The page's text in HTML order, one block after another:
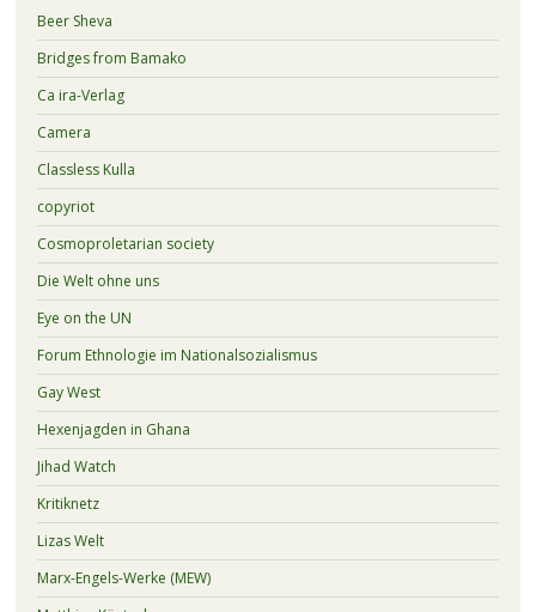
Beer Sheva
Bridges from Bamako
Ca ira-Verlag
Camera
Classless Kulla
copyriot
Cosmoproletarian society
Die Welt ohne uns
Eye on the UN
Forum Ethnologie im Nationalsozialismus
Gay West
Hexenjagden in Ghana
Jihad Watch
Kritiknetz
Lizas Welt
Marx-Engels-Werke (MEW)